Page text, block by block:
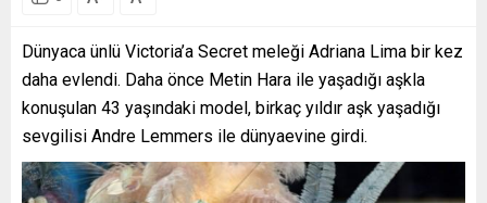
Dünyaca ünlü Victoria’a Secret meleği Adriana Lima bir kez
daha evlendi. Daha önce Metin Hara ile yaşadığı aşkla
konuşulan 43 yaşındaki model, birkaç yıldır aşk yaşadığı
sevgilisi Andre Lemmers ile dünyaevine girdi.